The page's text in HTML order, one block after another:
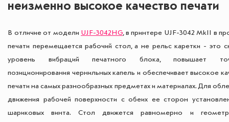
неизменно высокое качество печати
В отличие от модели UJF-3042HG, в принтере UJF-3042 MkII в
печати перемещается рабочий стол, а не рельс каретки - это
уровень вибраций печатного блока, повышает
позиционирования чернильных капель и обеспечивает высокое
печати на самых разнообразных предметах и материалах. Для
движения рабочей поверхности с обеих ее сторон
шариковых винта. Стол движется равномерно и